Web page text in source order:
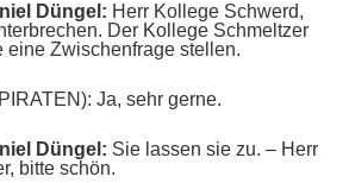
Düngel: Herr Kollege Schwerd,
Der Kollege Schmeltzer
eine Zwischenfrage stellen.
Ja, sehr gerne.
Düngel: Sie lassen sie zu. – Herr
bitte schön.